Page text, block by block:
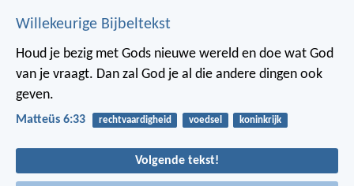
Willekeurige Bijbeltekst
Houd je bezig met Gods nieuwe wereld en doe wat God
van je vraagt. Dan zal God je al die andere dingen ook
geven.
Matteüs 6:33 rechtvaardigheid voedsel koninkrijk
Volgende tekst!